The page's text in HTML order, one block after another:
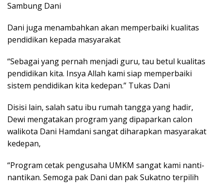
Sambung Dani
Dani juga menambahkan akan memperbaiki kualitas
pendidikan kepada masyarakat
“Sebagai yang pernah menjadi guru, tau betul kualitas
pendidikan kita. Insya Allah kami siap memperbaiki
sistem pendidikan kita kedepan.” Tukas Dani
Disisi lain, salah satu ibu rumah tangga yang hadir,
Dewi mengatakan program yang dipaparkan calon
walikota Dani Hamdani sangat diharapkan masyarakat
kedepan,
“Program cetak pengusaha UMKM sangat kami nanti-
nantikan. Semoga pak Dani dan pak Sukatno terpilih